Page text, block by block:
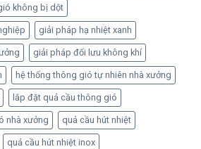
không bị dột
giải pháp hạ nhiệt xanh
giải pháp đối lưu không khí
hệ thống thông gió tự nhiên nhà xưởng
lắp đặt quả cầu thông gió
nhà xưởng quả cầu hút nhiệt
quả cầu hút nhiệt inox